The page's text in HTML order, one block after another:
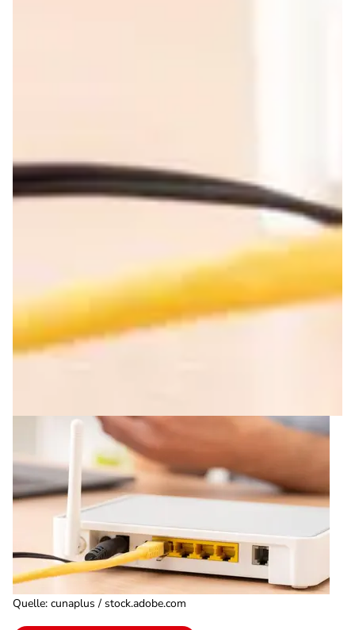
Quelle: cunaplus / stock.adobe.com